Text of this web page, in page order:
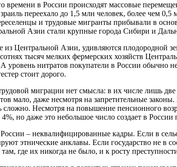
времени в России происходят массовые
переехало до 1,5 млн человек, более чем
и трудовые мигранты прибывали в
Азии стали крупные города Сибири и
Центральной Азии, удивляются плодородной
тысяч мелких фермерских хозяйств
уровень нитратов покупатели в России обычно
стоит дорого.
миграции нет смысла: в их числе лишь
мало, даже несмотря на запретительные
сложно. Несмотря на повышение пенсионного
но даже это небольшое число создает в России
– неквалифицированные кадры. Если в
этнические анклавы. Если государство не в
где их никогда не было, и к росту